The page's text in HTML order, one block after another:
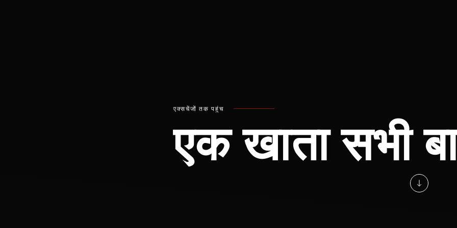
एक्सचेंजों तक पहुंच
एक खाता सभी